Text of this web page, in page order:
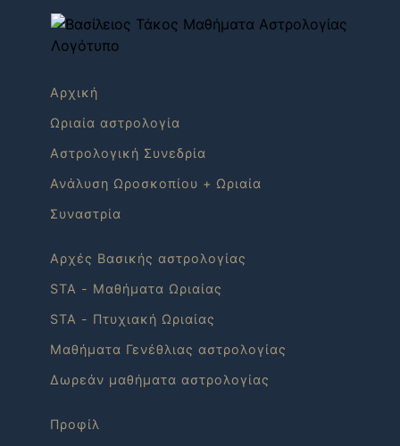
Αρχική
Ωριαία αστρολογία
Αστρολογική Συνεδρία
Ανάλυση Ωροσκοπίου + Ωριαία
Συναστρία
Αρχές Βασικής αστρολογίας
STA - Μαθήματα Ωριαίας
STA - Πτυχιακή Ωριαίας
Mαθήματα Γενέθλιας αστρολογίας
Δωρεάν μαθήματα αστρολογίας
Προφίλ